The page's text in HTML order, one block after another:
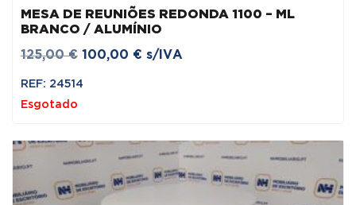
MESA DE REUNIÕES REDONDA 1100 – ML
BRANCO / ALUMÍNIO
125,00€ O
100,00 € O
s/IVA
REF: 24514
Esgotado